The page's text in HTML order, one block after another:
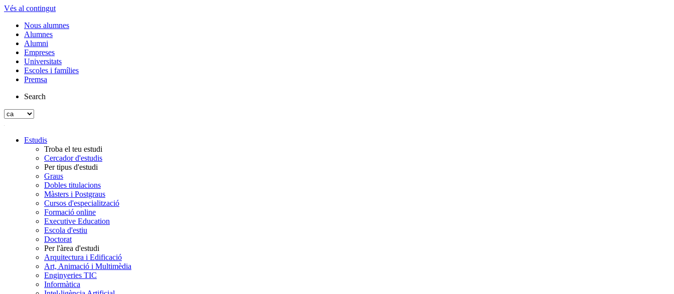
Vés al contingut
Nous alumnes
Alumnes
Alumni
Empreses
Universitats
Escoles i famílies
Premsa
Search
Estudis
Troba el teu estudi
Cercador d'estudis
Per tipus d'estudi
Graus
Dobles titulacions
Màsters i Postgraus
Cursos d'especialització
Formació online
Executive Education
Escola d'estiu
Doctorat
Per l'àrea d'estudi
Arquitectura i Edificació
Art, Animació i Multimèdia
Enginyeries TIC
Informàtica